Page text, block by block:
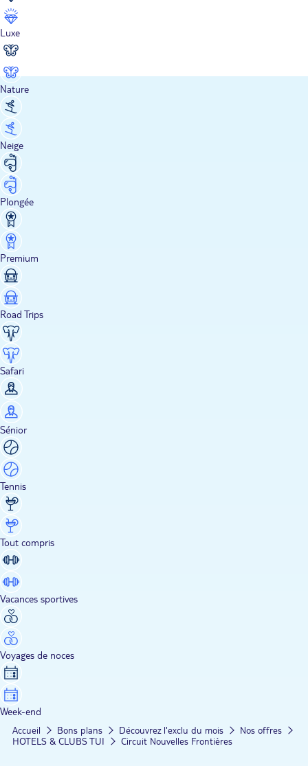
Luxe
Nature
Neige
Plongée
Premium
Road Trips
Safari
Sénior
Tennis
Tout compris
Vacances sportives
Voyages de noces
Week-end
Accueil Bons plans Découvrez l'exclu du mois
Nos offres
HOTELS & CLUBS TUI
Circuit Nouvelles Frontières